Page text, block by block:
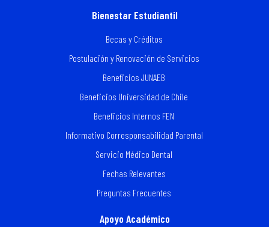
Bienestar Estudiantil
Becas y Créditos
Postulación y Renovación de Servicios
Beneficios JUNAEB
Beneficios Universidad de Chile
Beneficios Internos FEN
Informativo Corresponsabilidad Parental
Servicio Médico Dental
Fechas Relevantes
Preguntas Frecuentes
Apoyo Académico